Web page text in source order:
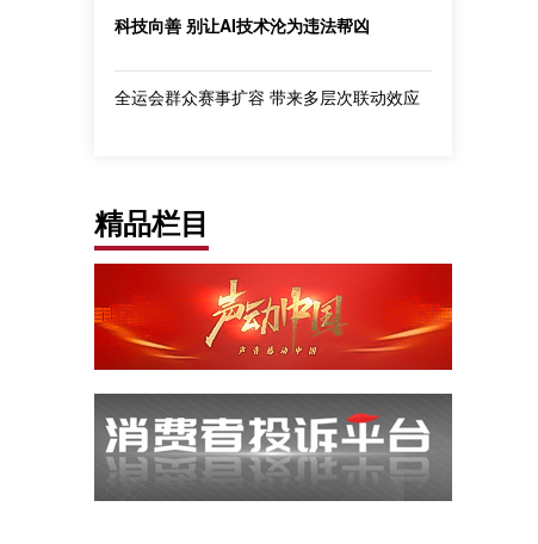
科技向善 别让AI技术沦为违法帮凶
全运会群众赛事扩容 带来多层次联动效应
精品栏目